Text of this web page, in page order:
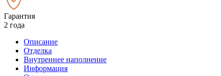
Гарантия
2 года
Описание
Отделка
Внутреннее наполнение
Информация